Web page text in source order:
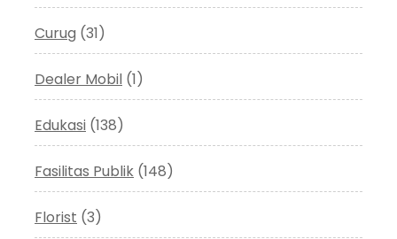
Curug (31)
Dealer Mobil (1)
Edukasi (138)
Fasilitas Publik (148)
Florist (3)